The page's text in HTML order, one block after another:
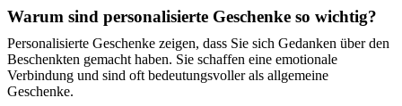
Warum sind personalisierte Geschenke so wichtig?
Personalisierte Geschenke zeigen, dass Sie sich Gedanken über den
Beschenkten gemacht haben. Sie schaffen eine emotionale
Verbindung und sind oft bedeutungsvoller als allgemeine
Geschenke.